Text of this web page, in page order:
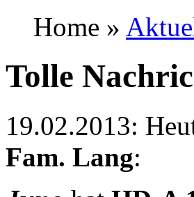
Home »
Tolle
19.02.2013:
Fam. Lang: